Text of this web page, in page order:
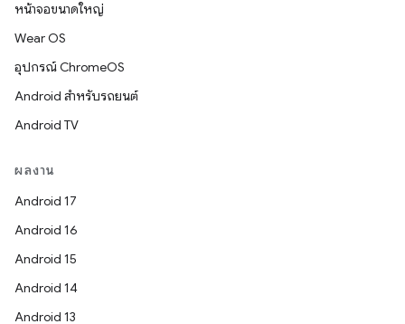
หน้าจอขนาดใหญ่
Wear OS
อุปกรณ์ ChromeOS
Android สำหรับรถยนต์
Android TV
ผลงาน
Android 17
Android 16
Android 15
Android 14
Android 13